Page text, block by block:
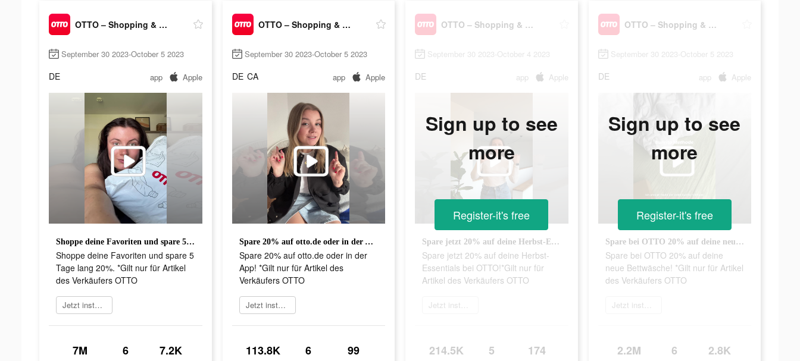
OTTO – Shopping & Möbel
September 30 2023-October 5 2023
DE app Apple
Shoppe deine Favoriten und spare 5 Tage lang 20%. *Gilt nur für Artikel des Verkäufers OTTO
Shoppe deine Favoriten und spare 5
Tage lang 20%. *Gilt nur für Artikel
des Verkäufers OTTO
Jetzt installieren
7M 6 7.2K
OTTO – Shopping & Möbel
September 30 2023-October 5 2023
DE CA app Apple
Spare 20% auf otto.de oder in der App! *Gilt nur für Artikel des Verkäufers OTTO
Spare 20% auf otto.de oder in der
App! *Gilt nur für Artikel des
Verkäufers OTTO
Jetzt installieren
113.8K 6 99
OTTO – Shopping & Möbel
September 30 2023-October 4 2023
DE app Apple
Spare jetzt 20% auf deine Herbst-Essentials bei OTTO!*Gilt nur für Artikel des Verkäufers OTTO
Spare jetzt 20% auf deine Herbst-
Essentials bei OTTO!*Gilt nur für
Artikel des Verkäufers OTTO
Jetzt installieren
214.5K 5 174
Sign up to see
more
Register-it's free
OTTO – Shopping & Möbel
September 30 2023-October 5 2023
DE app Apple
Spare bei OTTO 20% auf deine neue Bettwäsche! *Gilt nur für Artikel des Verkäufers OTTO
Spare bei OTTO 20% auf deine
neue Bettwäsche! *Gilt nur für Artikel
des Verkäufers OTTO
Jetzt installieren
2.2M 6 2.8K
Sign up to see
more
Register-it's free